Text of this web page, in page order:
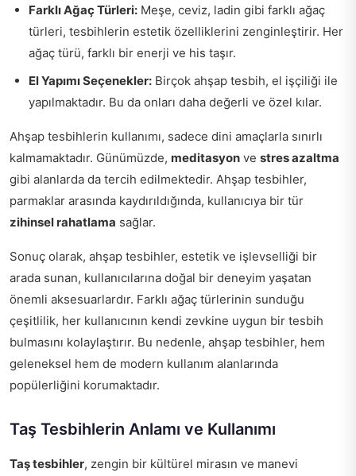
Farklı Ağaç Türleri: Meşe, ceviz, ladin gibi farklı ağaç
türleri, tesbihlerin estetik özelliklerini zenginleştirir. Her
ağaç türü, farklı bir enerji ve his taşır.
El Yapımı Seçenekler: Birçok ahşap tesbih, el işçiliği ile
yapılmaktadır. Bu da onları daha değerli ve özel kılar.
Ahşap tesbihlerin kullanımı, sadece dini amaçlarla sınırlı
kalmamaktadır. Günümüzde, meditasyon ve stres azaltma
gibi alanlarda da tercih edilmektedir. Ahşap tesbihler,
parmaklar arasında kaydırıldığında, kullanıcıya bir tür
zihinsel rahatlama sağlar.
Sonuç olarak, ahşap tesbihler, estetik ve işlevselliği bir
arada sunan, kullanıcılarına doğal bir deneyim yaşatan
önemli aksesuarlardır. Farklı ağaç türlerinin sunduğu
çeşitlilik, her kullanıcının kendi zevkine uygun bir tesbih
bulmasını kolaylaştırır. Bu nedenle, ahşap tesbihler, hem
geleneksel hem de modern kullanım alanlarında
popülerliğini korumaktadır.
Taş Tesbihlerin Anlamı ve Kullanımı
Taş tesbihler, zengin bir kültürel mirasın ve manevi